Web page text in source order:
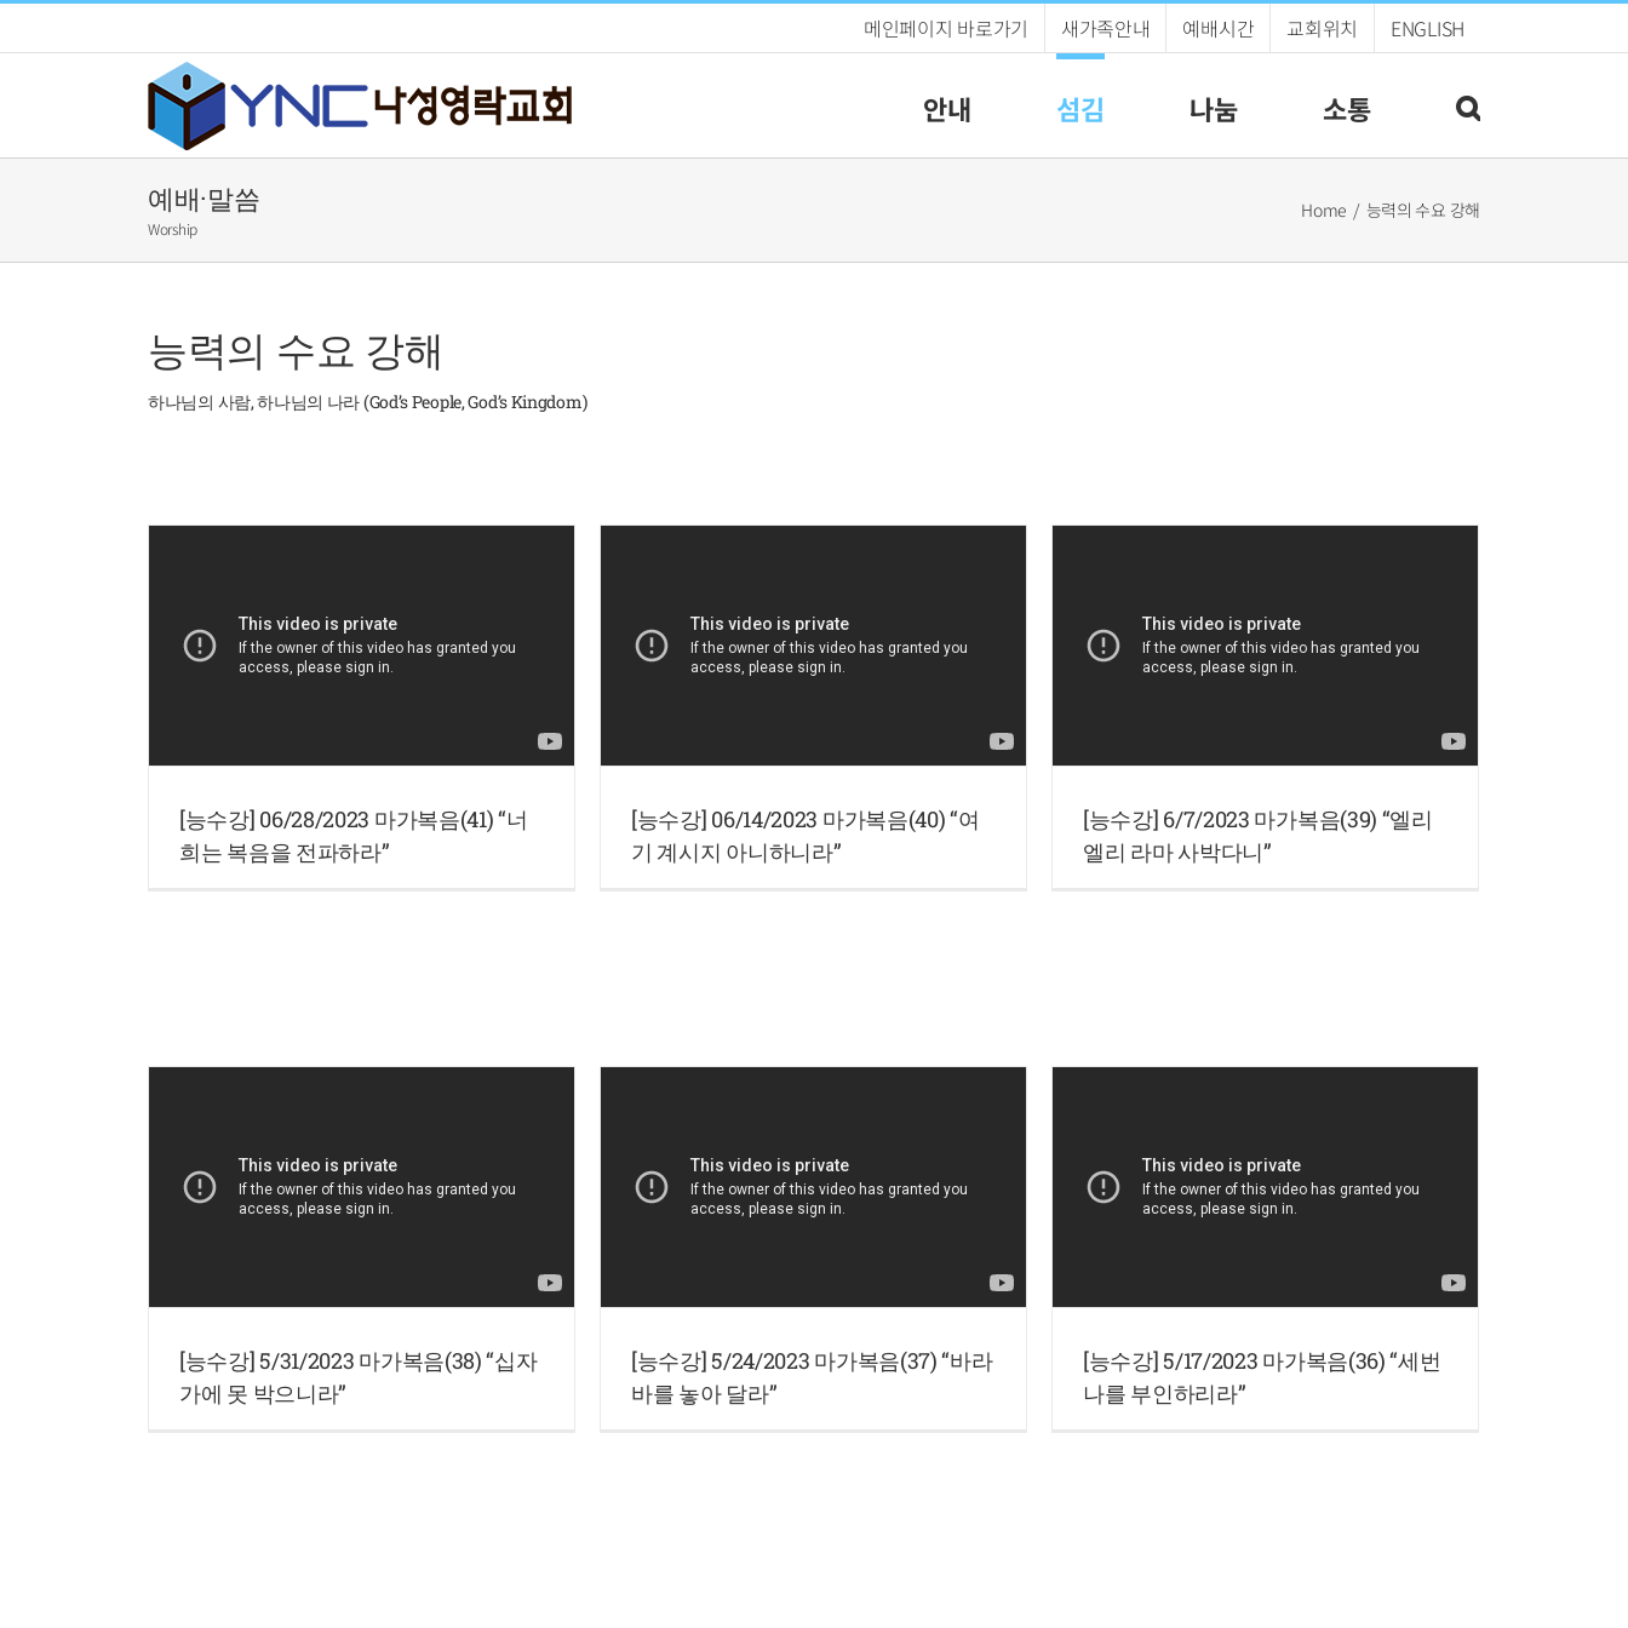
to
메인페이지 바로가기 새가족안내 예배시간 교회위치 ENGLISH
안내 섬김 나눔 소통
예배·말씀
Worship
Home 능력의 수요 강해
능력의 수요 강해
하나님의 사람, 하나님의 나라 (God’s People, God’s Kingdom)
[능수강] 06/28/2023 마가복음(41) “너
희는 복음을 전파하라”
[능수강] 06/14/2023 마가복음(40) “여
기 계시지 아니하니라”
[능수강] 6/7/2023 마가복음(39) “엘리
엘리 라마 사박다니”
[능수강] 5/31/2023 마가복음(38) “십자
가에 못 박으니라”
[능수강] 5/24/2023 마가복음(37) “바라
바를 놓아 달라”
[능수강] 5/17/2023 마가복음(36) “세번
나를 부인하리라”